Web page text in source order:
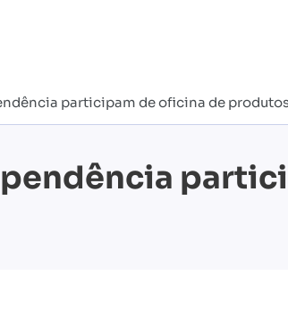
participam de oficina de